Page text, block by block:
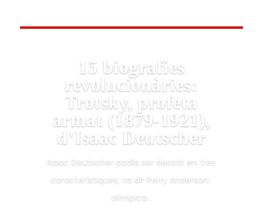
15 biografies
revolucionàries:
Trotsky, profeta
armat (1879-1921),
d’Isaac Deutscher
Isaac Deutscher podia ser descrit en tres
característiques, va dir Perry Anderson: ​​
olímpica...